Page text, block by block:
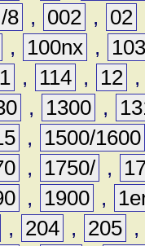
/8 , 002 , 02
, 100nx ,
, 114 , 12
, 1300 ,
,
1500/1600
, 1750/ ,
, 1900 ,
, 204 , 205 ,